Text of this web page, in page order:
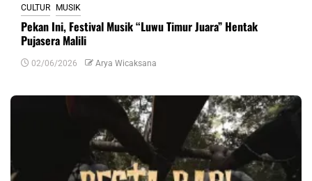
CULTUR MUSIK
Pekan Ini, Festival Musik “Luwu Timur Juara” Hentak
Pujasera Malili
02/06/2026 Arya Wicaksana